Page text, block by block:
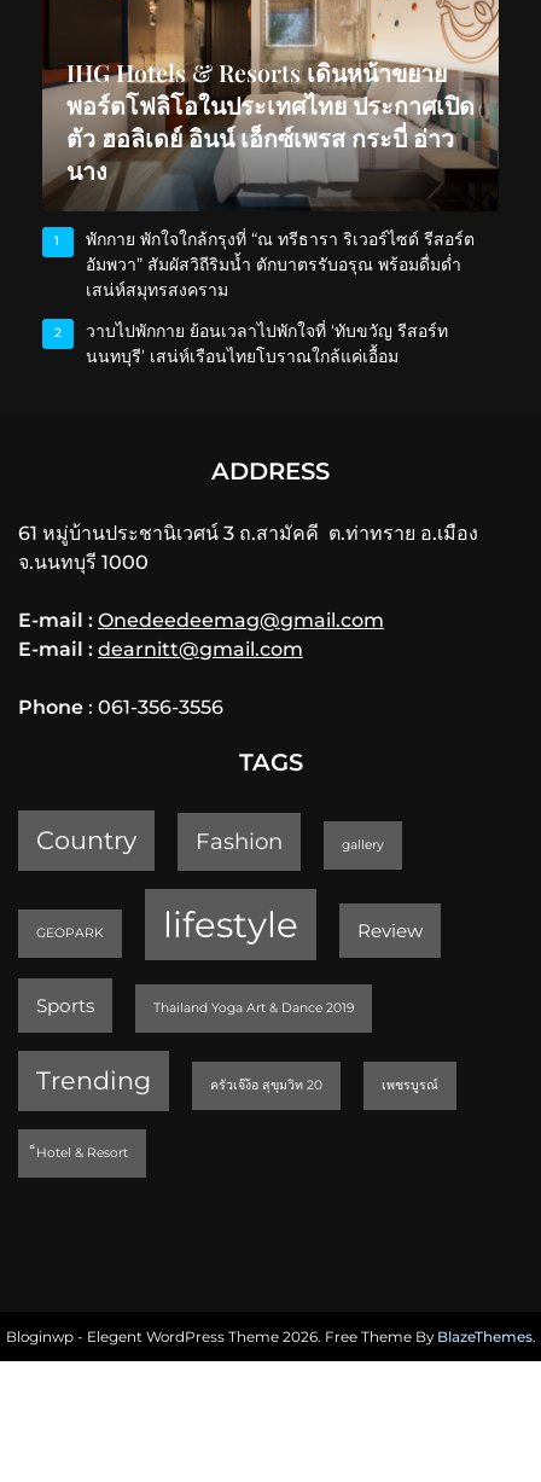
IHG Hotels & Resorts เดินหน้าขยาย
พอร์ตโฟลิโอในประเทศไทย ประกาศเปิด
ตัว ฮอลิเดย์ อินน์ เอ็กซ์เพรส กระบี่ อ่าว
นาง
1
พักกาย พักใจใกล้กรุงที่ “ณ ทรีธารา ริเวอร์ไซด์ รีสอร์ต
อัมพวา” สัมผัสวิถีริมน้ำ ตักบาตรรับอรุณ พร้อมดื่มด่ำ
เสน่ห์สมุทรสงคราม
2
วาบไปพักกาย ย้อนเวลาไปพักใจที่ ‘ทับขวัญ รีสอร์ท
นนทบุรี’ เสน่ห์เรือนไทยโบราณใกล้แค่เอื้อม
ADDRESS
61 หมู่บ้านประชานิเวศน์ 3 ถ.สามัคคี ต.ท่าทราย อ.เมือง
จ.นนทบุรี 1000
E-mail : Onedeedeemag@gmail.com
E-mail : dearnitt@gmail.com
Phone : 061-356-3556
TAGS
Country Fashion gallery
GEOPARK lifestyle Review
Sports Thailand Yoga Art & Dance 2019
Trending ครัวเจ๊ง้อ สุขุมวิท 20 เพชรบูรณ์
็Hotel & Resort
Bloginwp - Elegent WordPress Theme 2026. Free Theme By BlazeThemes.